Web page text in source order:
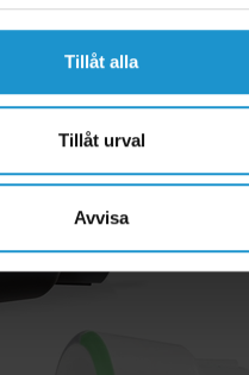
Tillåt alla
Tillåt urval
Avvisa